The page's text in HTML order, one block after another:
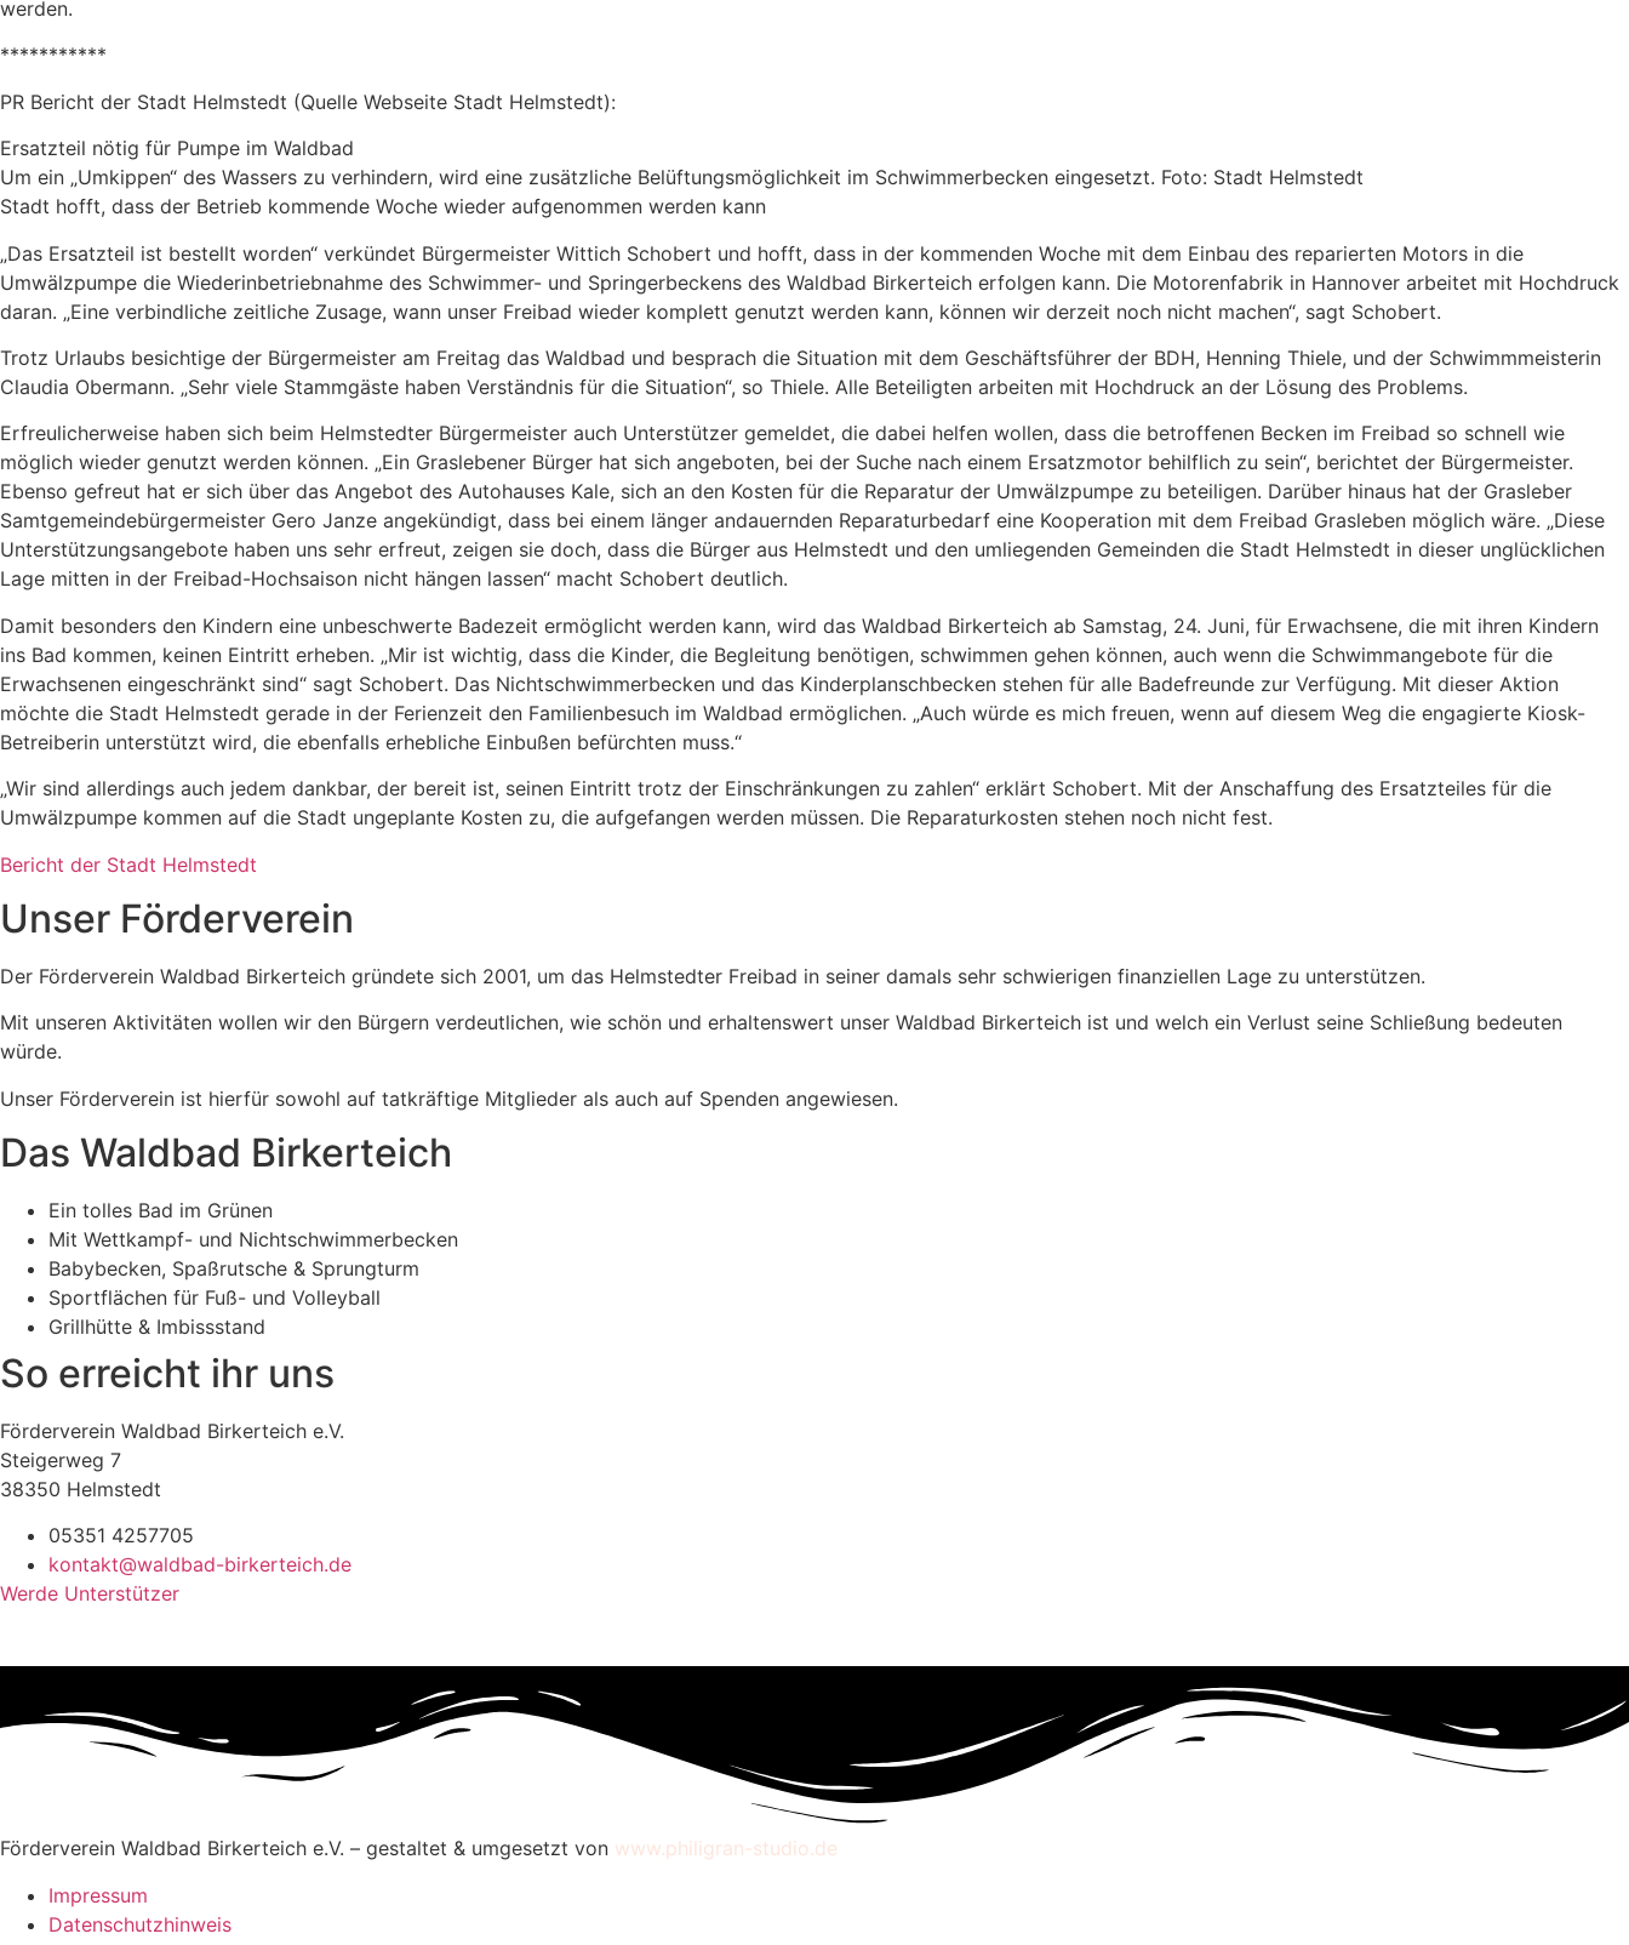
werden.
***********
PR Bericht der Stadt Helmstedt (Quelle Webseite Stadt Helmstedt):
Ersatzteil nötig für Pumpe im Waldbad
Um ein „Umkippen“ des Wassers zu verhindern, wird eine zusätzliche Belüftungsmöglichkeit im Schwimmerbecken eingesetzt. Foto: Stadt Helmstedt
Stadt hofft, dass der Betrieb kommende Woche wieder aufgenommen werden kann
„Das Ersatzteil ist bestellt worden“ verkündet Bürgermeister Wittich Schobert und hofft, dass in der kommenden Woche mit dem Einbau des reparierten Motors in die
Umwälzpumpe die Wiederinbetriebnahme des Schwimmer- und Springerbeckens des Waldbad Birkerteich erfolgen kann. Die Motorenfabrik in Hannover arbeitet mit Hochdruck
daran. „Eine verbindliche zeitliche Zusage, wann unser Freibad wieder komplett genutzt werden kann, können wir derzeit noch nicht machen“, sagt Schobert.
Trotz Urlaubs besichtige der Bürgermeister am Freitag das Waldbad und besprach die Situation mit dem Geschäftsführer der BDH, Henning Thiele, und der Schwimmmeisterin
Claudia Obermann. „Sehr viele Stammgäste haben Verständnis für die Situation“, so Thiele. Alle Beteiligten arbeiten mit Hochdruck an der Lösung des Problems.
Erfreulicherweise haben sich beim Helmstedter Bürgermeister auch Unterstützer gemeldet, die dabei helfen wollen, dass die betroffenen Becken im Freibad so schnell wie
möglich wieder genutzt werden können. „Ein Graslebener Bürger hat sich angeboten, bei der Suche nach einem Ersatzmotor behilflich zu sein“, berichtet der Bürgermeister.
Ebenso gefreut hat er sich über das Angebot des Autohauses Kale, sich an den Kosten für die Reparatur der Umwälzpumpe zu beteiligen. Darüber hinaus hat der Grasleber
Samtgemeindebürgermeister Gero Janze angekündigt, dass bei einem länger andauernden Reparaturbedarf eine Kooperation mit dem Freibad Grasleben möglich wäre. „Diese
Unterstützungsangebote haben uns sehr erfreut, zeigen sie doch, dass die Bürger aus Helmstedt und den umliegenden Gemeinden die Stadt Helmstedt in dieser unglücklichen
Lage mitten in der Freibad-Hochsaison nicht hängen lassen“ macht Schobert deutlich.
Damit besonders den Kindern eine unbeschwerte Badezeit ermöglicht werden kann, wird das Waldbad Birkerteich ab Samstag, 24. Juni, für Erwachsene, die mit ihren Kindern
ins Bad kommen, keinen Eintritt erheben. „Mir ist wichtig, dass die Kinder, die Begleitung benötigen, schwimmen gehen können, auch wenn die Schwimmangebote für die
Erwachsenen eingeschränkt sind“ sagt Schobert. Das Nichtschwimmerbecken und das Kinderplanschbecken stehen für alle Badefreunde zur Verfügung. Mit dieser Aktion
möchte die Stadt Helmstedt gerade in der Ferienzeit den Familienbesuch im Waldbad ermöglichen. „Auch würde es mich freuen, wenn auf diesem Weg die engagierte Kiosk-
Betreiberin unterstützt wird, die ebenfalls erhebliche Einbußen befürchten muss.“
„Wir sind allerdings auch jedem dankbar, der bereit ist, seinen Eintritt trotz der Einschränkungen zu zahlen“ erklärt Schobert. Mit der Anschaffung des Ersatzteiles für die
Umwälzpumpe kommen auf die Stadt ungeplante Kosten zu, die aufgefangen werden müssen. Die Reparaturkosten stehen noch nicht fest.
Bericht der Stadt Helmstedt
Unser Förderverein
Der Förderverein Waldbad Birkerteich gründete sich 2001, um das Helmstedter Freibad in seiner damals sehr schwierigen finanziellen Lage zu unterstützen.
Mit unseren Aktivitäten wollen wir den Bürgern verdeutlichen, wie schön und erhaltenswert unser Waldbad Birkerteich ist und welch ein Verlust seine Schließung bedeuten
würde.
Unser Förderverein ist hierfür sowohl auf tatkräftige Mitglieder als auch auf Spenden angewiesen.
Das Waldbad Birkerteich
Ein tolles Bad im Grünen
Mit Wettkampf- und Nichtschwimmerbecken
Babybecken, Spaßrutsche & Sprungturm
Sportflächen für Fuß- und Volleyball
Grillhütte & Imbissstand
So erreicht ihr uns
Förderverein Waldbad Birkerteich e.V.
Steigerweg 7
38350 Helmstedt
05351 4257705
kontakt@waldbad-birkerteich.de
Werde Unterstützer
Förderverein Waldbad Birkerteich e.V. – gestaltet & umgesetzt von www.philigran-studio.de
Impressum
Datenschutzhinweis